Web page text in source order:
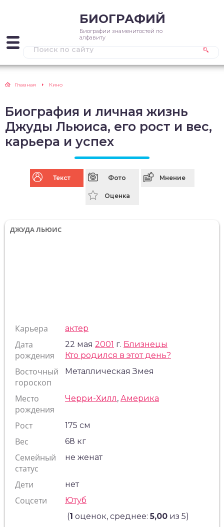
БИОГРАФИЙ
Биографии знаменитостей по
алфавиту
Главная Кино
Биография и личная жизнь
Джуды Льюиса, его рост и вес,
карьера и успех
Текст Фото Мнение
Оценка
ДЖУДА ЛЬЮИС
Карьера актер
Дата
рождения
22 мая 2001 г. Близнецы
Кто родился в этот день?
Восточный
гороскоп
Металлическая Змея
Место
рождения
Черри-Хилл, Америка
Рост 175 см
Вес 68 кг
Семейный
статус
не женат
Дети нет
Соцсети
Ютуб
(1 оценок, среднее:5,00 из 5)